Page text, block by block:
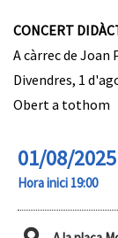
CONCERT
A càrrec de Joan
Divendres, 1
Obert a tothom
01/08/2025
Hora inici 19:00